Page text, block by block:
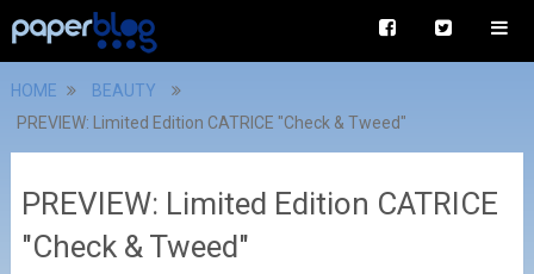
HOME
BEAUTY
PREVIEW: Limited Edition CATRICE "Check & Tweed"
PREVIEW: Limited Edition CATRICE
"Check & Tweed"